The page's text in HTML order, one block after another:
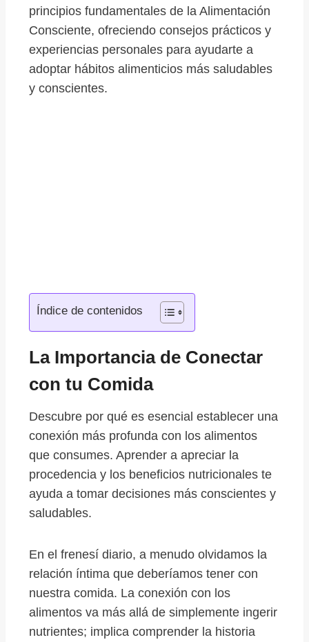
principios fundamentales de la Alimentación
Consciente, ofreciendo consejos prácticos y
experiencias personales para ayudarte a
adoptar hábitos alimenticios más saludables
y conscientes.
Índice de contenidos
La Importancia de Conectar
con tu Comida
Descubre por qué es esencial establecer una
conexión más profunda con los alimentos
que consumes. Aprender a apreciar la
procedencia y los beneficios nutricionales te
ayuda a tomar decisiones más conscientes y
saludables.
En el frenesí diario, a menudo olvidamos la
relación íntima que deberíamos tener con
nuestra comida. La conexión con los
alimentos va más allá de simplemente ingerir
nutrientes; implica comprender la historia